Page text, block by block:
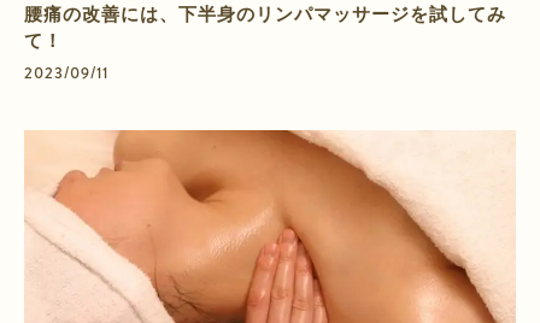
腰痛の改善には、下半身のリンパマッサージを試してみ
て！
2023/09/11